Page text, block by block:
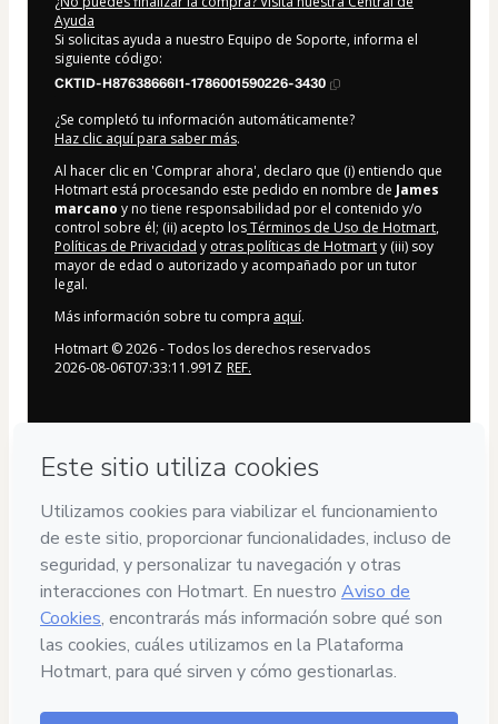
Ayuda
Si solicitas ayuda a nuestro Equipo de Soporte, informa el
siguiente código:
CKTID-H87638666I1-1786001590226-3430
¿Se completó tu información automáticamente?
Haz clic aquí para saber más.
Al hacer clic en 'Comprar ahora', declaro que (i) entiendo que
Hotmart está procesando este pedido en nombre de James
marcano y no tiene responsabilidad por el contenido y/o
control sobre él; (ii) acepto losTérminos de Uso de Hotmart,
Políticas de Privacidad y otras políticas de Hotmarty (iii) soy
mayor de edad o autorizado y acompañado por un tutor
legal.
Más información sobre tu compra aquí.
Hotmart ©2026- Todos los derechos reservados
2026-08-06T07:33:11.991Z REF.
Tu información está 100% segura
Compra segura
Ambiente seguro y autenticado